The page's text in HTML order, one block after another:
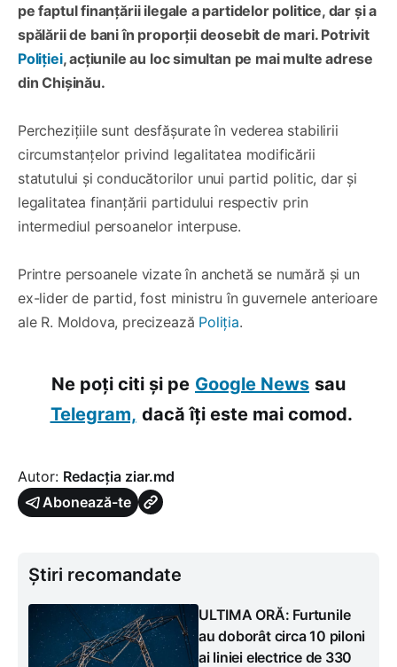
pe faptul finanțării ilegale a partidelor politice, dar și a
spălării de bani în proporții deosebit de mari. Potrivit
Poliției, acțiunile au loc simultan pe mai multe adrese
din Chișinău.
Perchezițiile sunt desfășurate în vederea stabilirii
circumstanțelor privind legalitatea modificării
statutului și conducătorilor unui partid politic, dar și
legalitatea finanțării partidului respectiv prin
intermediul persoanelor interpuse.
Printre persoanele vizate în anchetă se numără și un
ex-lider de partid, fost ministru în guvernele anterioare
ale R. Moldova, precizează Poliția.
Ne poți citi și pe Google News sau
Telegram, dacă îți este mai comod.
Autor: Redacția ziar.md
Abonează-te
Știri recomandate
ULTIMA ORĂ: Furtunile
au doborât circa 10 piloni
ai liniei electrice de 330